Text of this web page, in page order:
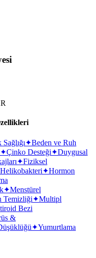
Sağlığı✦Beden ve Ruh
✦Çinko Desteği✦Duygusal
✦Fiziksel
Helikobakteri✦Hormon
✦Menstürel
Temizliği✦Multipl
Bezi
&
✦Yumurtlama